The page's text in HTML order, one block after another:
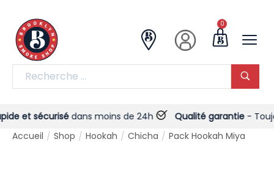
0
et sécurisédans moins de 24h Qualité garantie-
Accueil / Shop / Hookah / Chicha / Pack Hookah Miya